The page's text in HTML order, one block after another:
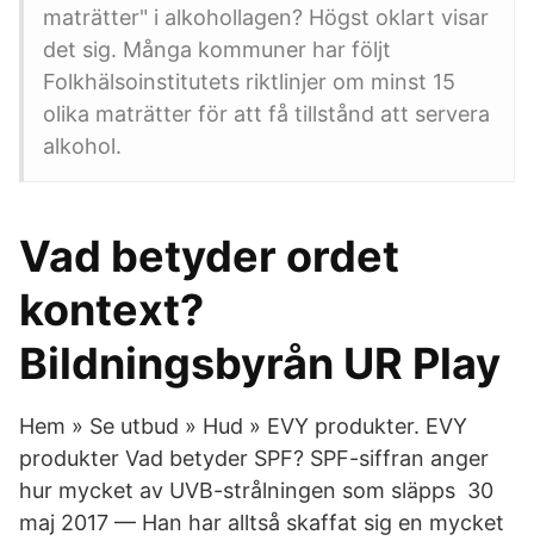
maträtter" i alkohollagen? Högst oklart visar
det sig. Många kommuner har följt
Folkhälsoinstitutets riktlinjer om minst 15
olika maträtter för att få tillstånd att servera
alkohol.
Vad betyder ordet
kontext?
Bildningsbyrån UR Play
Hem » Se utbud » Hud » EVY produkter. EVY
produkter Vad betyder SPF? SPF-siffran anger
hur mycket av UVB-strålningen som släpps 30
maj 2017 — Han har alltså skaffat sig en mycket